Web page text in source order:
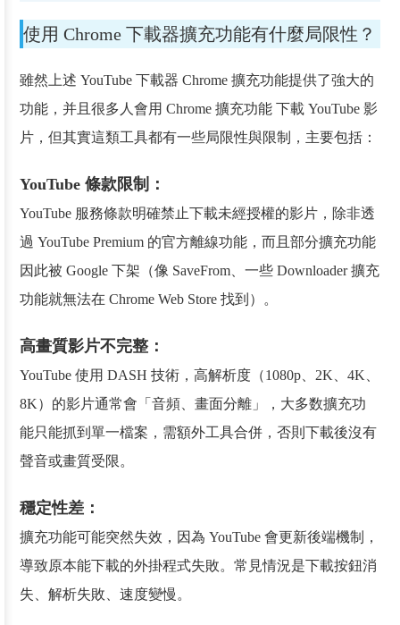
使用 Chrome 下載器擴充功能有什麼局限性？
雖然上述 YouTube 下載器 Chrome 擴充功能提供了強大的
功能，并且很多人會用 Chrome 擴充功能 下載 YouTube 影
片，但其實這類工具都有一些局限性與限制，主要包括：
YouTube 條款限制：
YouTube 服務條款明確禁止下載未經授權的影片，除非透
過 YouTube Premium 的官方離線功能，而且部分擴充功能
因此被 Google 下架（像 SaveFrom、一些 Downloader 擴充
功能就無法在 Chrome Web Store 找到）。
高畫質影片不完整：
YouTube 使用 DASH 技術，高解析度（1080p、2K、4K、
8K）的影片通常會「音頻、畫面分離」，大多数擴充功
能只能抓到單一檔案，需額外工具合併，否則下載後沒有
聲音或畫質受限。
穩定性差：
擴充功能可能突然失效，因為 YouTube 會更新後端機制，
導致原本能下載的外掛程式失敗。常見情況是下載按鈕消
失、解析失敗、速度變慢。